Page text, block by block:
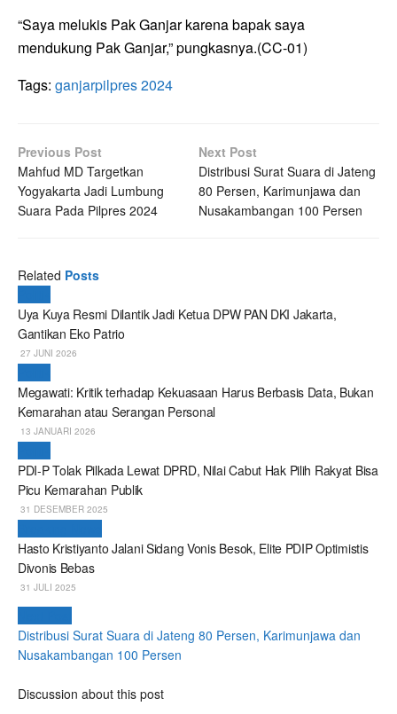
“Saya melukis Pak Ganjar karena bapak saya
mendukung Pak Ganjar,” pungkasnya.(CC-01)
Tags: ganjarpilpres 2024
Previous Post
Mahfud MD Targetkan
Yogyakarta Jadi Lumbung
Suara Pada Pilpres 2024
Next Post
Distribusi Surat Suara di Jateng
80 Persen, Karimunjawa dan
Nusakambangan 100 Persen
Related Posts
Uya Kuya Resmi Dilantik Jadi Ketua DPW PAN DKI Jakarta,
Gantikan Eko Patrio
27 JUNI 2026
Megawati: Kritik terhadap Kekuasaan Harus Berbasis Data, Bukan
Kemarahan atau Serangan Personal
13 JANUARI 2026
PDI-P Tolak Pilkada Lewat DPRD, Nilai Cabut Hak Pilih Rakyat Bisa
Picu Kemarahan Publik
31 DESEMBER 2025
Hasto Kristiyanto Jalani Sidang Vonis Besok, Elite PDIP Optimistis
Divonis Bebas
31 JULI 2025
Distribusi Surat Suara di Jateng 80 Persen, Karimunjawa dan
Nusakambangan 100 Persen
Discussion about this post